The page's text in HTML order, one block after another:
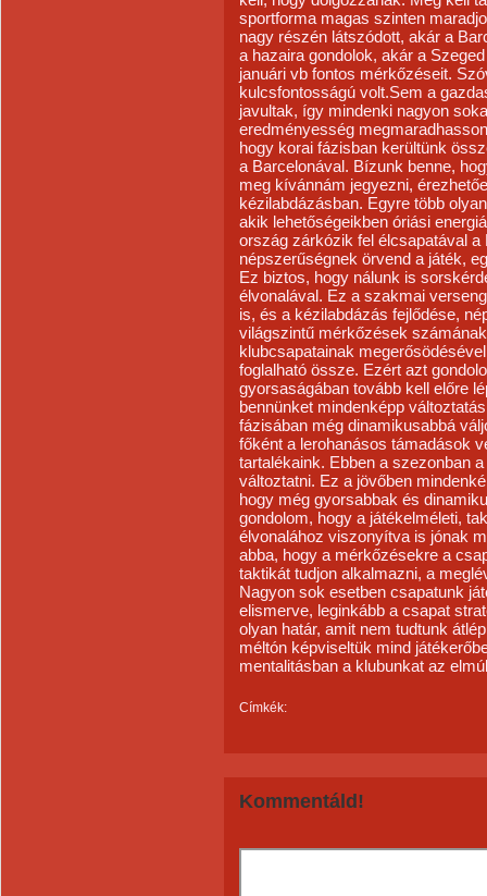
sportforma magas szinten
nagy részén látszódott, akár a
a hazaira gondolok, akár a
januári vb fontos mérkőzéseit.
kulcsfontosságú volt.Sem a
javultak, így mindenki nagyon
eredményesség
hogy korai fázisban kerültünk
a Barcelonával. Bízunk benne,
meg kívánnám jegyezni,
kézilabdázásban. Egyre több
akik lehetőségeikben óriási
ország zárkózik fel élcsapatával a
népszerűségnek örvend a játék,
Ez biztos, hogy nálunk is
élvonalával. Ez a szakmai
is, és a kézilabdázás fejlődése,
világszintű mérkőzések
klubcsapatainak
foglalható össze. Ezért azt
gyorsaságában tovább kell előre
bennünket mindenképp
fázisában még dinamikusabbá
főként a lerohanásos támadások
tartalékaink. Ebben a szezonban
változtatni. Ez a jövőben
hogy még gyorsabbak és
gondolom, hogy a játékelméleti,
élvonalához viszonyítva is jónak
abba, hogy a mérkőzésekre a
taktikát tudjon alkalmazni, a
Nagyon sok esetben csapatunk
elismerve, leginkább a csapat
olyan határ, amit nem tudtunk
méltón képviseltük mind
mentalitásban a klubunkat az
Címkék:
Kommentáld!